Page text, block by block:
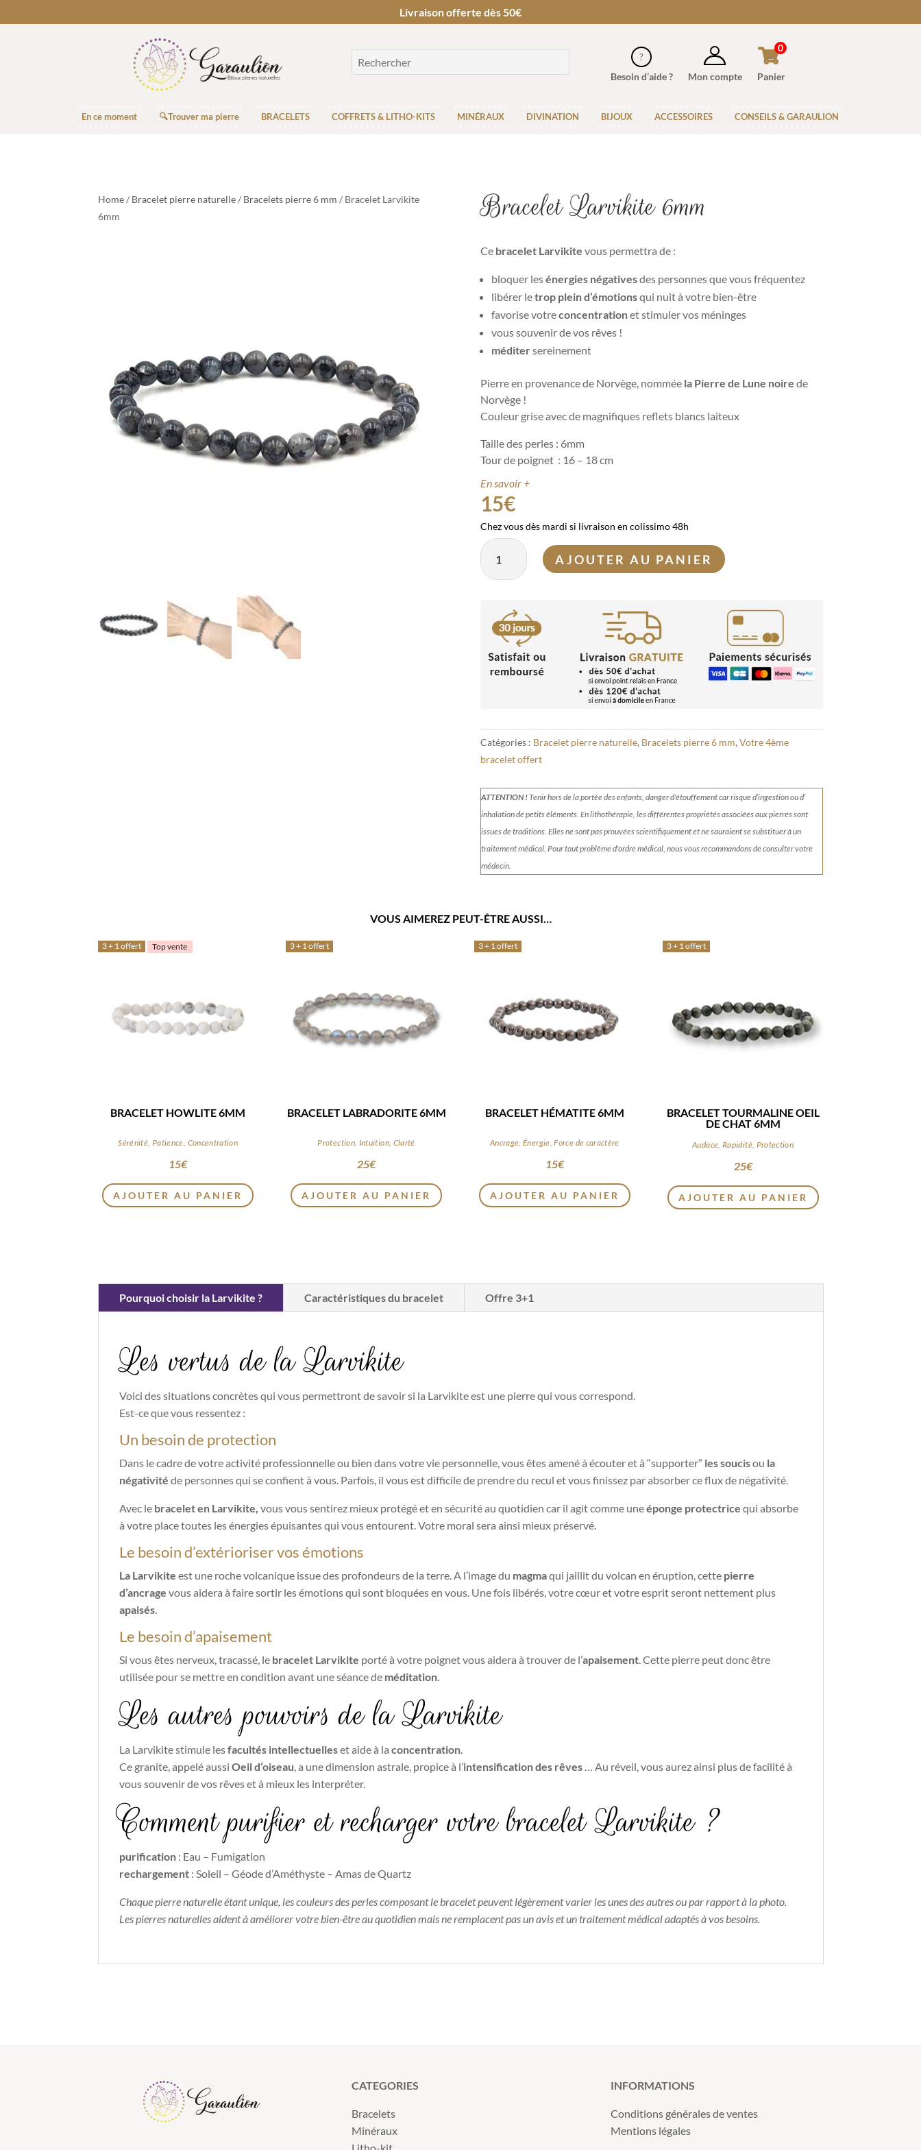
Livraison offerte dès 50€
Besoin d’aide ? Mon compte Panier
0
En ce moment 🔍Trouver ma pierre BRACELETS COFFRETS & LITHO-KITS MINÉRAUX DIVINATION BIJOUX ACCESSOIRES CONSEILS & GARAULION
Home/ Bracelet pierre naturelle/ Bracelets pierre 6 mm / Bracelet Larvikite
6mm
Bracelet Larvikite 6mm
Ce bracelet Larvikite vous permettra de :
bloquer lesénergies négativesdes personnes que vous fréquentez
libérer letrop plein d’émotionsqui nuit à votre bien-être
favorise votreconcentrationet stimuler vos méninges
vous souvenir de vos rêves !
méditersereinement
Pierre en provenance de Norvège, nommée la Pierre de Lune noirede
Norvège !
Couleur grise avec de magnifiques reflets blancs laiteux
Taille des perles : 6mm
Tour de poignet : 16 – 18 cm
En savoir +
15€
Chez vous dès mardi si livraison en colissimo 48h
quantité
Bracelet
6mm
AJOUTER AU PANIER
Catégories : Bracelet pierre naturelle, Bracelets pierre 6 mm,Votre 4ème
bracelet offert
ATTENTION !Tenirhors de la portée des enfants, danger d'étouffement car risque d’ingestion ou d’
inhalation de petits éléments.En lithothérapie, les différentes propriétés associées aux pierres sont
issues de traditions. Elles ne sont pas prouvées scientifiquement et ne sauraient se substituer à un
traitement médical. Pour tout problème d'ordre médical, nous vous recommandons de consulter votre
médecin.
VOUS AIMEREZ PEUT-ÊTRE AUSSI…
3 + 1 offert Top vente
BRACELET HOWLITE 6MM
Sérénité, Patience, Concentration
15€
AJOUTER AU PANIER
3 + 1 offert
BRACELET LABRADORITE 6MM
Protection, Intuition, Clarté
25€
AJOUTER AU PANIER
3 + 1 offert
BRACELET HÉMATITE 6MM
Ancrage, Énergie, Force de caractère
15€
AJOUTER AU PANIER
3 + 1 offert
BRACELET TOURMALINE OEIL
DE CHAT 6MM
Audace, Rapidité, Protection
25€
AJOUTER AU PANIER
Pourquoi choisir la Larvikite ? Caractéristiques du bracelet Offre 3+1
Les vertus de la Larvikite
Voici des situations concrètes qui vous permettront de savoir si la Larvikite est une pierre qui vous correspond.
Est-ce que vous ressentez :
Un besoin de protection
Dans le cadre de votre activité professionnelle ou bien dans votre vie personnelle, vous êtes amené à écouter et à “supporter” les soucisou la
négativité de personnes qui se confient à vous. Parfois, il vous est difficile de prendre du recul et vous finissez par absorber ce flux de négativité.
Avec le bracelet en Larvikite, vous vous sentirez mieux protégé et en sécurité au quotidien car il agit comme uneéponge protectrice qui absorbe
à votre place toutes les énergies épuisantes qui vous entourent. Votre moral sera ainsi mieux préservé.
Le besoin d’extérioriser vos émotions
La Larvikite est une roche volcanique issue des profondeurs de la terre. A l’image du magmaqui jaillit du volcan en éruption, cettepierre
d’ancrage vous aidera à faire sortir les émotions qui sont bloquées en vous. Une fois libérés, votre cœur et votre esprit seront nettement plus
apaisés.
Le besoin d’apaisement
Si vous êtes nerveux, tracassé, le bracelet Larvikite porté à votre poignet vous aidera à trouver de l’apaisement. Cette pierre peut donc être
utilisée pour se mettre en condition avant une séance de méditation.
Les autres pouvoirs de la Larvikite
La Larvikite stimule lesfacultés intellectuelleset aide à la concentration.
Ce granite, appelé aussi Oeil d’oiseau, a une dimension astrale, propice à l’intensification des rêves… Au réveil, vous aurez ainsi plus de facilité à
vous souvenir de vos rêves et à mieux les interpréter.
Comment purifier et recharger votre bracelet Larvikite ?
purification: Eau – Fumigation
rechargement: Soleil – Géode d’Améthyste – Amas de Quartz
Chaque pierre naturelle étant unique, les couleurs des perles composant le bracelet peuvent légèrement varier les unes des autres ou par rapport à la photo.
Les pierres naturelles aident à améliorer votre bien-être au quotidien mais ne remplacent pas un avis et un traitement médical adaptés à vos besoins.
CATEGORIES
Bracelets
Minéraux
INFORMATIONS
Conditions générales de ventes
Mentions légales